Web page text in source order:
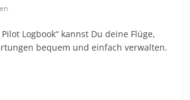
Logbook“ kannst Du deine Flüge,
bequem und einfach verwalten.